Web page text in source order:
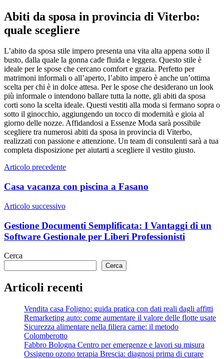
Abiti da sposa in provincia di Viterbo:
quale scegliere
L’abito da sposa stile impero presenta una vita alta appena sotto il
busto, dalla quale la gonna cade fluida e leggera. Questo stile è
ideale per le spose che cercano comfort e grazia. Perfetto per
matrimoni informali o all’aperto, l’abito impero è anche un’ottima
scelta per chi è in dolce attesa. Per le spose che desiderano un look
più informale o intendono ballare tutta la notte, gli abiti da sposa
corti sono la scelta ideale. Questi vestiti alla moda si fermano sopra o
sotto il ginocchio, aggiungendo un tocco di modernità e gioia al
giorno delle nozze. Affidandosi a Essenze Moda sarà possibile
scegliere tra numerosi abiti da sposa in provincia di Viterbo,
realizzati con passione e attenzione. Un team di consulenti sarà a tua
completa disposizione per aiutarti a scegliere il vestito giusto.
Navigazione
articoli
Articolo precedente
Casa vacanza con piscina a Fasano
Articolo successivo
Gestione Documenti Semplificata: I Vantaggi di un
Software Gestionale per Liberi Professionisti
Cerca
Cerca
Articoli recenti
Vendita casa Foligno: guida pratica con dati reali dagli affitti
Remarketing auto: come aumentare il valore delle flotte usate
Sicurezza alimentare nella filiera carne: il metodo
Colomberotto
Fabbro Bologna Centro per emergenze e lavori su misura
Ossigeno ozono terapia Brescia: diagnosi prima di curare